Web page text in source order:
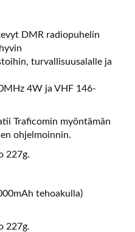
DMR radiopuhelin
turvallisuusalalle ja
4W ja VHF 146-
Traficomin myöntämän
ohjelmoinnin.
227g.
tehoakulla)
227g.